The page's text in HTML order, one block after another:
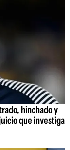
hinchado y
que investiga